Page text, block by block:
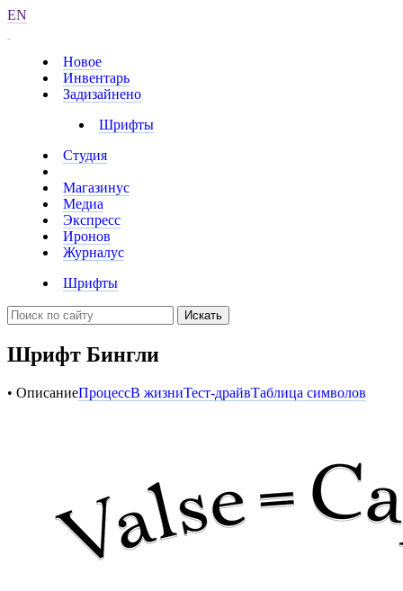
EN
Новое
Инвентарь
Задизайнено
Шрифты
Студия
Магазинус
Медиа
Экспресс
Иронов
Журналус
Шрифты
Искать
Шрифт Бингли
• ОписаниеПроцессВ жизниТест-драйвТаблица символов